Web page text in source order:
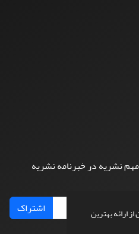
ارائه بهترین
نشریه در خبرنامه نشریه
اشتراک